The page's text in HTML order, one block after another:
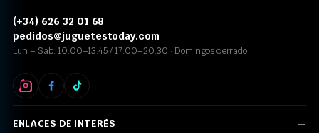
(+34) 626 32 01 68
pedidos@juguetestoday.com
Lun – Sáb: 10:00–13:45 / 17:00–20:30 · Domingos cerrado
ENLACES DE INTERÉS